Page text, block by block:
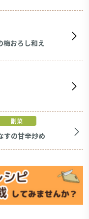
梅おろし和え
副菜
すの甘辛炒め